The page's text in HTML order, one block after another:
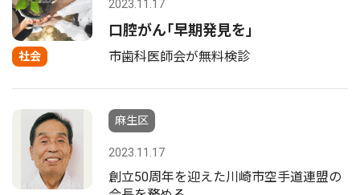
社会
2023.11.17
口腔がん｢早期発見を｣
市歯科医師会が無料検診
麻生区
2023.11.17
創立50周年を迎えた川崎市空手道連盟の